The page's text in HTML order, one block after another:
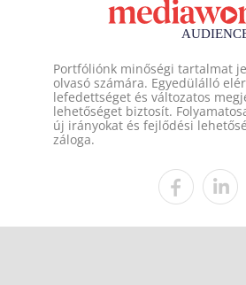
Portfóliónk minőségi tartalmat
olvasó számára. Egyedülálló
lefedettséget és változatos
lehetőséget biztosít.
új irányokat és fejlődési
záloga.